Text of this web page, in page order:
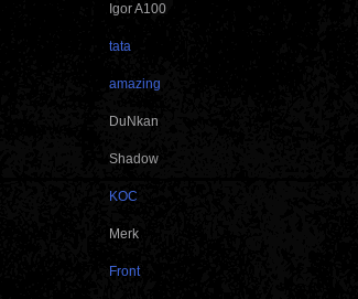
Igor A100
tata
amazing
DuNkаn
Shadоw
KOC
Merk
Front